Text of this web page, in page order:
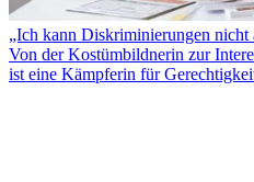
„Ich kann Diskriminierungen nicht
Von der Kostümbildnerin zur
ist eine Kämpferin für